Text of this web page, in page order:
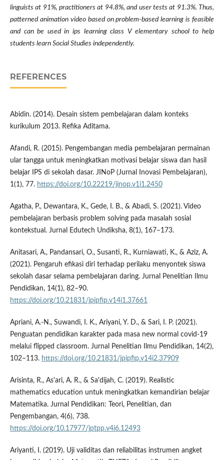
linguists at 91%, practitioners at 94.8%, and user tests at 91.3%. Thus,
patterned animation video based on problem-based learning is feasible
and can be used in ips learning class V elementary school to help
students learn Social Studies independently.
REFERENCES
Abidin. (2014). Desain sistem pembelajaran dalam konteks
kurikulum 2013. Refika Aditama.
Afandi, R. (2015). Pengembangan media pembelajaran permainan
ular tangga untuk meningkatkan motivasi belajar siswa dan hasil
belajar IPS di sekolah dasar. JINoP (Jurnal Inovasi Pembelajaran),
1(1), 77. https://doi.org/10.22219/jinop.v1i1.2450
Agatha, P., Dewantara, K., Gede, I. B., & Abadi, S. (2021). Video
pembelajaran berbasis problem solving pada masalah sosial
kontekstual. Jurnal Edutech Undiksha, 8(1), 167–173.
Anitasari, A., Pandansari, O., Susanti, R., Kurniawati, K., & Aziz, A.
(2021). Pengaruh efikasi diri terhadap perilaku menyontek siswa
sekolah dasar selama pembelajaran daring. Jurnal Penelitian Ilmu
Pendidikan, 14(1), 82–90.
https://doi.org/10.21831/jpipfip.v14i1.37661
Apriani, A.-N., Suwandi, I. K., Ariyani, Y. D., & Sari, I. P. (2021).
Penguatan pendidikan karakter pada masa new normal covid-19
melalui flipped classroom. Jurnal Penelitian Ilmu Pendidikan, 14(2),
102–113. https://doi.org/10.21831/jpipfip.v14i2.37909
Arisinta, R., As'ari, A. R., & Sa'dijah, C. (2019). Realistic
mathematics education untuk meningkatkan kemandirian belajar
Matematika. Jurnal Pendidikan: Teori, Penelitian, dan
Pengembangan, 4(6), 738.
https://doi.org/10.17977/jptpp.v4i6.12493
Ariyanti, I. (2019). Uji validitas dan reliabilitas instrumen angket